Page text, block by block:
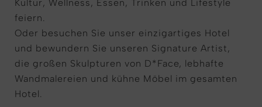
Kultur, Wellness, Essen, Trinken und Lifestyle
feiern.
Oder besuchen Sie unser einzigartiges Hotel
und bewundern Sie unseren Signature Artist,
die großen Skulpturen von D*Face, lebhafte
Wandmalereien und kühne Möbel im gesamten
Hotel.